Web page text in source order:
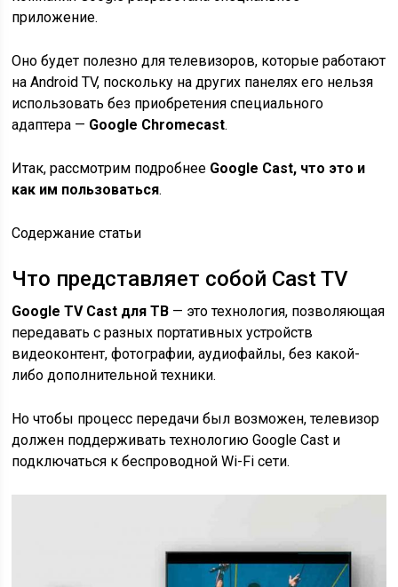
приложение.
Оно будет полезно для телевизоров, которые работают
на Android TV, поскольку на других панелях его нельзя
использовать без приобретения специального
адаптера — Google Chromecast.
Итак, рассмотрим подробнее Google Cast, что это и
как им пользоваться.
Содержание статьи
Что представляет собой Cast TV
Google TV Cast для ТВ — это технология, позволяющая
передавать с разных портативных устройств
видеоконтент, фотографии, аудиофайлы, без какой-
либо дополнительной техники.
Но чтобы процесс передачи был возможен, телевизор
должен поддерживать технологию Google Cast и
подключаться к беспроводной Wi-Fi сети.